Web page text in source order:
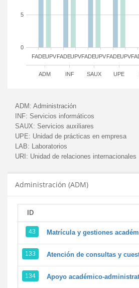
FADE FADE FADE FADE
UPV UPV UPV UPV
ADM INF SAUX UPE
0
5
ADM: Administración
INF: Servicios informáticos
SAUX: Servicios auxiliares
UPE: Unidad de prácticas en empresa
LAB: Laboratorios
URI: Unidad de relaciones internacionales
Administración (ADM)
ID
43 Matrícula y gestiones
133 Atención de consultas y
134 Apoyo académico-